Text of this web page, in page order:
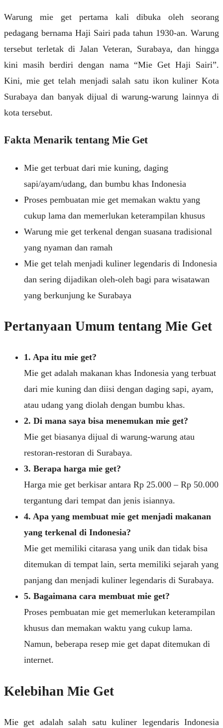
Warung mie get pertama kali dibuka oleh seorang
pedagang bernama Haji Sairi pada tahun 1930-an. Warung
tersebut terletak di Jalan Veteran, Surabaya, dan hingga
kini masih berdiri dengan nama “Mie Get Haji Sairi”.
Kini, mie get telah menjadi salah satu ikon kuliner Kota
Surabaya dan banyak dijual di warung-warung lainnya di
kota tersebut.
Fakta Menarik tentang Mie Get
Mie get terbuat dari mie kuning, daging
sapi/ayam/udang, dan bumbu khas Indonesia
Proses pembuatan mie get memakan waktu yang
cukup lama dan memerlukan keterampilan khusus
Warung mie get terkenal dengan suasana tradisional
yang nyaman dan ramah
Mie get telah menjadi kuliner legendaris di Indonesia
dan sering dijadikan oleh-oleh bagi para wisatawan
yang berkunjung ke Surabaya
Pertanyaan Umum tentang Mie Get
1. Apa itu mie get?
Mie get adalah makanan khas Indonesia yang terbuat
dari mie kuning dan diisi dengan daging sapi, ayam,
atau udang yang diolah dengan bumbu khas.
2. Di mana saya bisa menemukan mie get?
Mie get biasanya dijual di warung-warung atau
restoran-restoran di Surabaya.
3. Berapa harga mie get?
Harga mie get berkisar antara Rp 25.000 – Rp 50.000
tergantung dari tempat dan jenis isiannya.
4. Apa yang membuat mie get menjadi makanan
yang terkenal di Indonesia?
Mie get memiliki citarasa yang unik dan tidak bisa
ditemukan di tempat lain, serta memiliki sejarah yang
panjang dan menjadi kuliner legendaris di Surabaya.
5. Bagaimana cara membuat mie get?
Proses pembuatan mie get memerlukan keterampilan
khusus dan memakan waktu yang cukup lama.
Namun, beberapa resep mie get dapat ditemukan di
internet.
Kelebihan Mie Get
Mie get adalah salah satu kuliner legendaris Indonesia